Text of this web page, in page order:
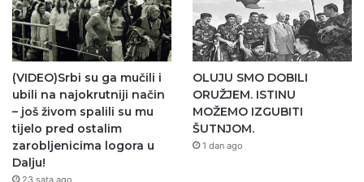
(VIDEO)Srbi su ga mučili i
ubili na najokrutniji način
– još živom spalili su mu
tijelo pred ostalim
zarobljenicima logora u
Dalju!
OLUJU SMO DOBILI
ORUŽJEM. ISTINU
MOŽEMO IZGUBITI
ŠUTNJOM.
1 dan ago